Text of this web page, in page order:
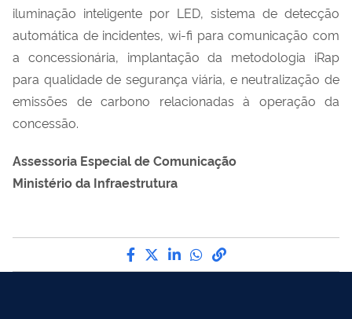
iluminação inteligente por LED, sistema de detecção
automática de incidentes, wi-fi para comunicação com
a concessionária, implantação da metodologia iRap
para qualidade de segurança viária, e neutralização de
emissões de carbono relacionadas à operação da
concessão.
Assessoria Especial de Comunicação
Ministério da Infraestrutura
Compartilhe por Facebook
Compartilhe por Twitter
Compartilhe por
Compartilhe por
link para Copiar